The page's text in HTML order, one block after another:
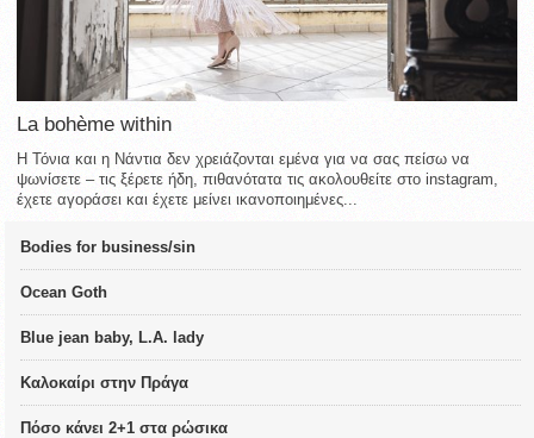
La bohème within
Η Τόνια και η Νάντια δεν χρειάζονται εμένα για να σας πείσω να
ψωνίσετε – τις ξέρετε ήδη, πιθανότατα τις ακολουθείτε στο instagram,
έχετε αγοράσει και έχετε μείνει ικανοποιημένες...
Bodies for business/sin
Ocean Goth
Blue jean baby, L.A. lady
Καλοκαίρι στην Πράγα
Πόσο κάνει 2+1 στα ρώσικα